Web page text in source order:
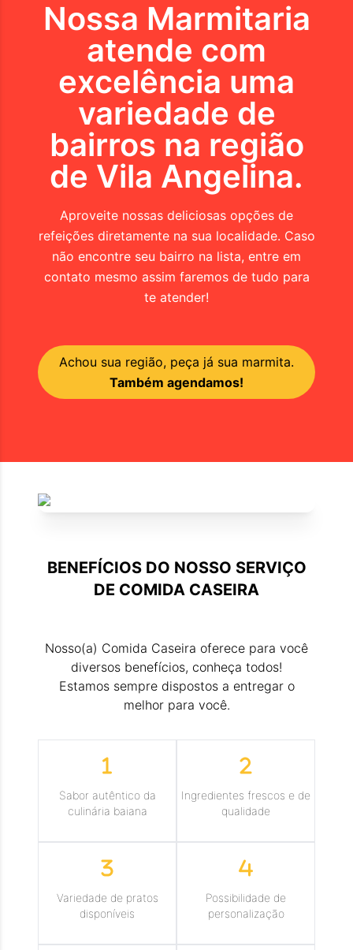
Nossa Marmitaria
atende com
excelência uma
variedade de
bairros na região
de Vila Angelina.
Aproveite nossas deliciosas opções de
refeições diretamente na sua localidade. Caso
não encontre seu bairro na lista, entre em
contato mesmo assim faremos de tudo para
te atender!
Achou sua região, peça já sua marmita.
Também agendamos!
BENEFÍCIOS DO NOSSO SERVIÇO
DE COMIDA CASEIRA
Nosso(a) Comida Caseira oferece para você
diversos benefícios, conheça todos!
Estamos sempre dispostos a entregar o
melhor para você.
Sabor autêntico da
culinária baiana
Ingredientes frescos e de
qualidade
Variedade de pratos
disponíveis
Possibilidade de
personalização